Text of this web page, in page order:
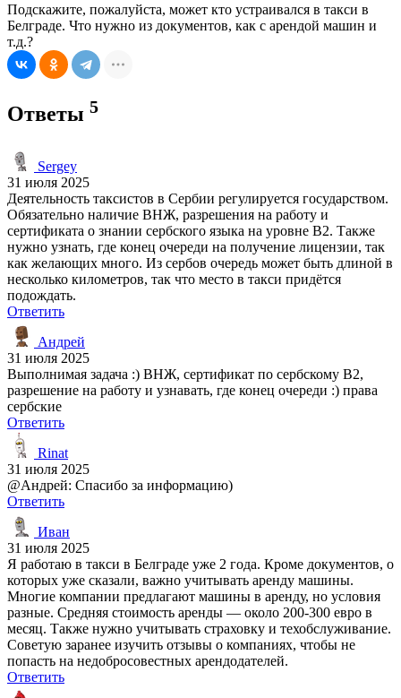
Подскажите, пожалуйста, может кто устраивался в такси в
Белграде. Что нужно из документов, как с арендой машин и
т.д.?
Ответы 5
Sergey
31 июля 2025
Деятельность таксистов в Сербии регулируется государством.
Обязательно наличие ВНЖ, разрешения на работу и
сертификата о знании сербского языка на уровне B2. Также
нужно узнать, где конец очереди на получение лицензии, так
как желающих много. Из сербов очередь может быть длиной в
несколько километров, так что место в такси придётся
подождать.
Ответить
Андрей
31 июля 2025
Выполнимая задача :) ВНЖ, сертификат по сербскому B2,
разрешение на работу и узнавать, где конец очереди :) права
сербские
Ответить
Rinat
31 июля 2025
@Андрей: Спасибо за информацию)
Ответить
Иван
31 июля 2025
Я работаю в такси в Белграде уже 2 года. Кроме документов, о
которых уже сказали, важно учитывать аренду машины.
Многие компании предлагают машины в аренду, но условия
разные. Средняя стоимость аренды — около 200-300 евро в
месяц. Также нужно учитывать страховку и техобслуживание.
Советую заранее изучить отзывы о компаниях, чтобы не
попасть на недобросовестных арендодателей.
Ответить